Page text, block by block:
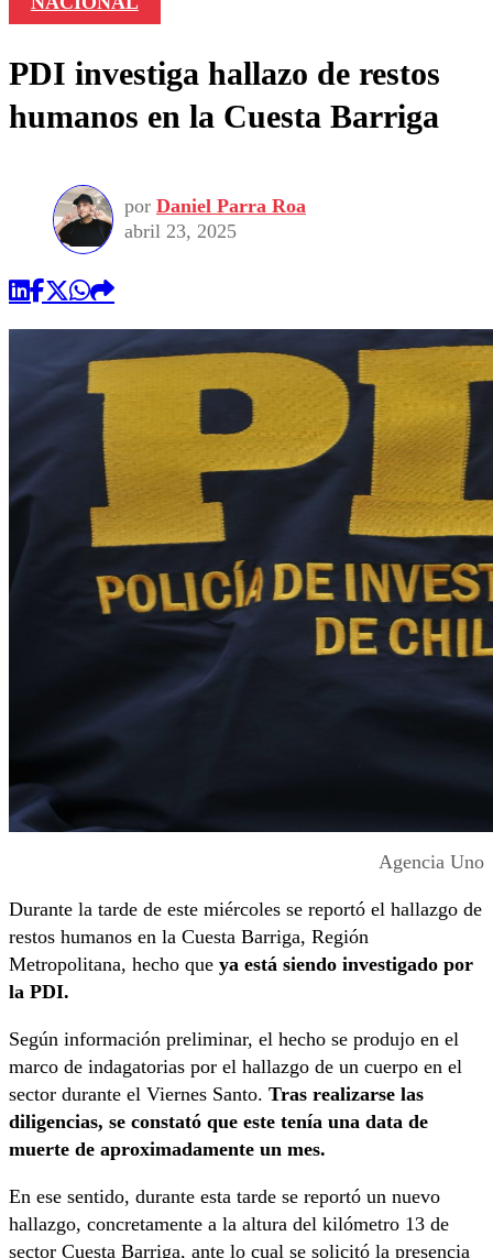
PDI investiga hallazo de restos
humanos en la Cuesta Barriga
por Daniel Parra Roa
abril 23, 2025
Agencia Uno
Durante la tarde de este miércoles se reportó el hallazgo de
restos humanos en la Cuesta Barriga, Región
Metropolitana, hecho que ya está siendo investigado por
la PDI.
Según información preliminar, el hecho se produjo en el
marco de indagatorias por el hallazgo de un cuerpo en el
sector durante el Viernes Santo. Tras realizarse las
diligencias, se constató que este tenía una data de
muerte de aproximadamente un mes.
En ese sentido, durante esta tarde se reportó un nuevo
hallazgo, concretamente a la altura del kilómetro 13 de
sector Cuesta Barriga, ante lo cual se solicitó la presencia